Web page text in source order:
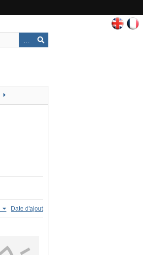
Date d'ajout